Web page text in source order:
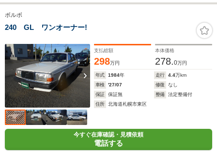
ボルボ
240 GL ワンオーナー!
支払総額
298万円
本体価格
278.0万円
年式 1984年 走行 4.4万km
車検
'27/07 修復
なし
保証
保証無 整備
法定整備付
住所
北海道札幌市東区
今すぐ在庫確認・見積依頼
電話する